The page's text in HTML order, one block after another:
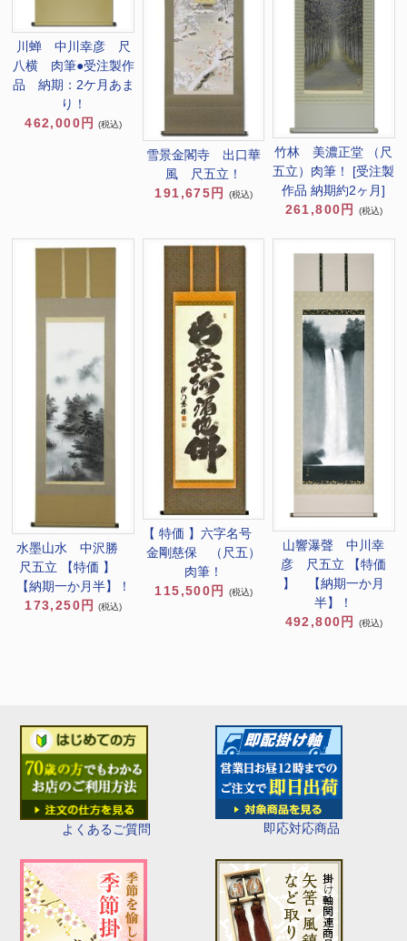
よくあるご質問 即応対応商品
川蝉 中川幸彦 尺
八横 肉筆●受注製作
品 納期：2ケ月あま
り！
462,000円
(税込)
雪景金閣寺 出口華
風 尺五立！
191,675円
(税込)
竹林 美濃正堂 （尺
五立）肉筆！ [受注製
作品 納期約2ヶ月]
261,800円
(税込)
水墨山水 中沢勝
尺五立 【特価 】
【納期一か月半】！
173,250円
(税込)
【 特価 】六字名号
金剛慈保 （尺五）
肉筆！
115,500円
(税込)
山響瀑聲 中川幸
彦 尺五立 【特価
】 【納期一か月
半】！
492,800円
(税込)